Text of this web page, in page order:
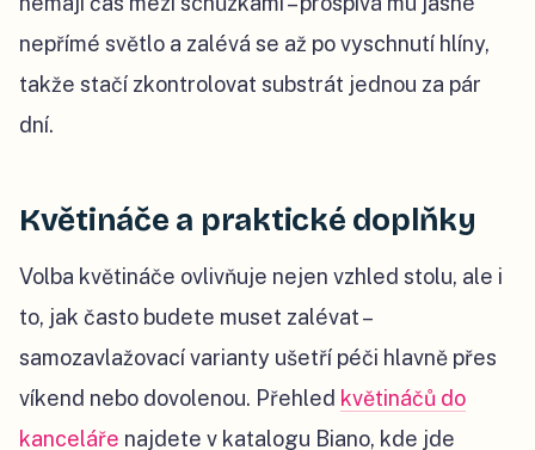
nepřímé světlo a zalévá se až po vyschnutí hlíny,
takže stačí zkontrolovat substrát jednou za pár
dní.
Květináče a praktické doplňky
Volba květináče ovlivňuje nejen vzhled stolu, ale i
to, jak často budete muset zalévat –
samozavlažovací varianty ušetří péči hlavně přes
víkend nebo dovolenou. Přehled květináčů do
kanceláře najdete v katalogu Biano, kde jde